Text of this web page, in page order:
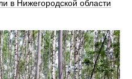
в Нижегородской области